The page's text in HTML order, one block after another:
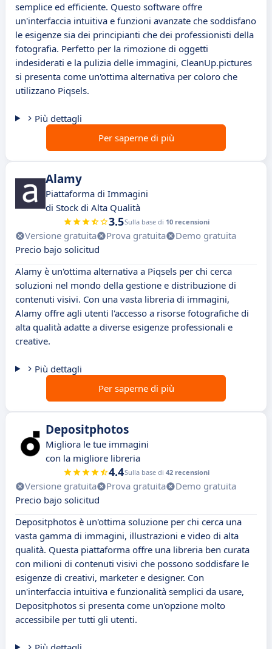
semplice ed efficiente. Questo software offre
un'interfaccia intuitiva e funzioni avanzate che soddisfano
le esigenze sia dei principianti che dei professionisti della
fotografia. Perfetto per la rimozione di oggetti
indesiderati e la pulizia delle immagini, CleanUp.pictures
si presenta come un'ottima alternativa per coloro che
utilizzano Piqsels.
Più dettagli
Per saperne di più
Alamy
Piattaforma di Immagini
di Stock di Alta Qualità
3.5Sulla base di 10 recensioni
Versione gratuita Prova gratuita
Demo gratuita
Precio bajo solicitud
Alamy è un'ottima alternativa a Piqsels per chi cerca
soluzioni nel mondo della gestione e distribuzione di
contenuti visivi. Con una vasta libreria di immagini,
Alamy offre agli utenti l'accesso a risorse fotografiche di
alta qualità adatte a diverse esigenze professionali e
creative.
Più dettagli
Per saperne di più
Depositphotos
Migliora le tue immagini
con la migliore libreria
4.4Sulla base di 42 recensioni
Versione gratuita Prova gratuita
Demo gratuita
Precio bajo solicitud
Depositphotos è un'ottima soluzione per chi cerca una
vasta gamma di immagini, illustrazioni e video di alta
qualità. Questa piattaforma offre una libreria ben curata
con milioni di contenuti visivi che possono soddisfare le
esigenze di creativi, marketer e designer. Con
un'interfaccia intuitiva e funzionalità semplici da usare,
Depositphotos si presenta come un'opzione molto
accessibile per tutti gli utenti.